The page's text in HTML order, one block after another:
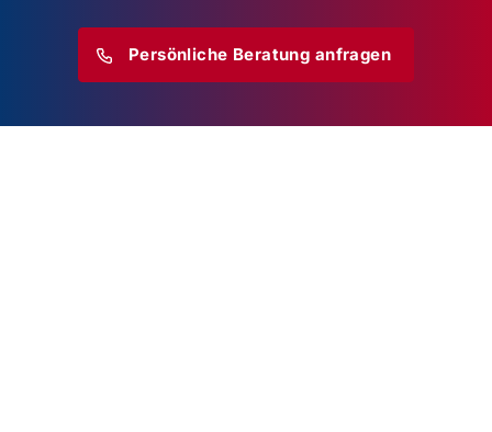
Persönliche Beratung anfragen